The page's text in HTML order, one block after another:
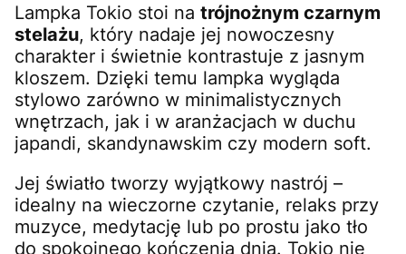
Lampka Tokio stoi na trójnożnym czarnym
stelażu, który nadaje jej nowoczesny
charakter i świetnie kontrastuje z jasnym
kloszem. Dzięki temu lampka wygląda
stylowo zarówno w minimalistycznych
wnętrzach, jak i w aranżacjach w duchu
japandi, skandynawskim czy modern soft.
Jej światło tworzy wyjątkowy nastrój –
idealny na wieczorne czytanie, relaks przy
muzyce, medytację lub po prostu jako tło
do spokojnego kończenia dnia. Tokio nie